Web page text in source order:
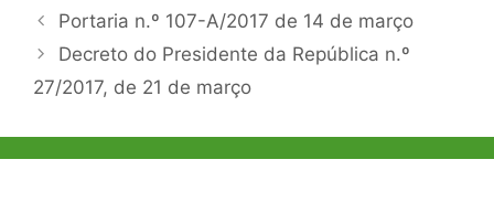
Navegação
de
Portaria n.º 107-A/2017 de 14 de março
Decreto do Presidente da República n.º
27/2017, de 21 de março